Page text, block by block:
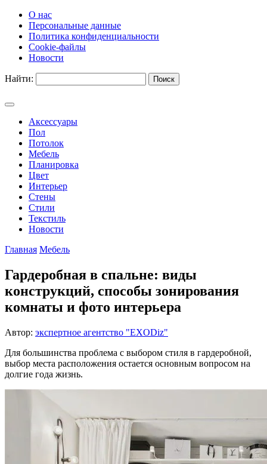
О нас
Персональные данные
Политика конфиденциальности
Cookie-файлы
Новости
Найти:
Аксессуары
Пол
Потолок
Мебель
Планировка
Цвет
Интерьер
Стены
Стили
Текстиль
Новости
Главная Мебель
Гардеробная в спальне: виды
конструкций, способы зонирования
комнаты и фото интерьера
Автор: экспертное агентство "EXODiz"
Для большинства проблема с выбором стиля в гардеробной,
выбор места расположения остается основным вопросом на
долгие года жизнь.